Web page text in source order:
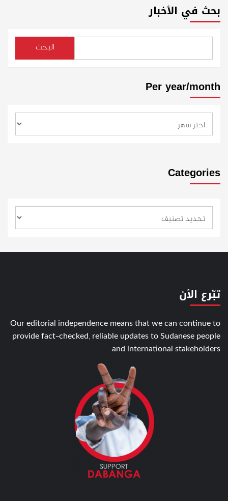
بحث في الأخبار
البحث
Per year/month
Categories
تبّرع الأن
Our editorial independence means that we can continue to
provide fact-checked, reliable updates to Sudanese people
and international stakeholders.